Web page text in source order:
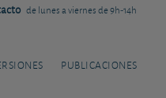
de lunes a viernes de 9h-14h
PUBLICACIONES